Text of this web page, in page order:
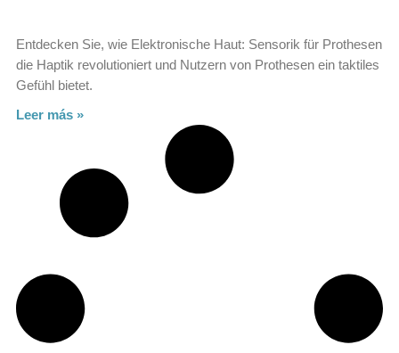
Entdecken Sie, wie Elektronische Haut: Sensorik für Prothesen
die Haptik revolutioniert und Nutzern von Prothesen ein taktiles
Gefühl bietet.
Leer más »